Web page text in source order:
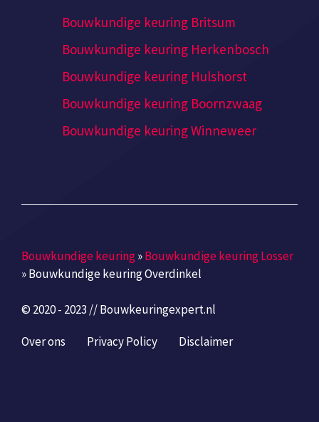
Bouwkundige keuring Britsum
Bouwkundige keuring Herkenbosch
Bouwkundige keuring Hulshorst
Bouwkundige keuring Boornzwaag
Bouwkundige keuring Winneweer
Bouwkundige keuring»Bouwkundige keuring Losser
»Bouwkundige keuring Overdinkel
© 2020 - 2023 // Bouwkeuringexpert.nl
Over ons Privacy Policy Disclaimer